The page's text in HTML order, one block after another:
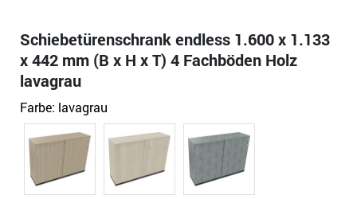
Schiebetürenschrank endless 1.600 x 1.133
x 442 mm (B x H x T) 4 Fachböden Holz
lavagrau
Farbe: lavagrau